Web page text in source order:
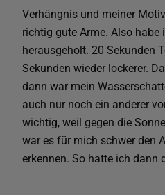
Verhängnis und meiner
richtig gute Arme. Also habe
herausgeholt. 20 Sekunden
Sekunden wieder lockerer.
dann war mein
auch nur noch ein anderer
wichtig, weil gegen die
war es für mich schwer den
erkennen. So hatte ich dann